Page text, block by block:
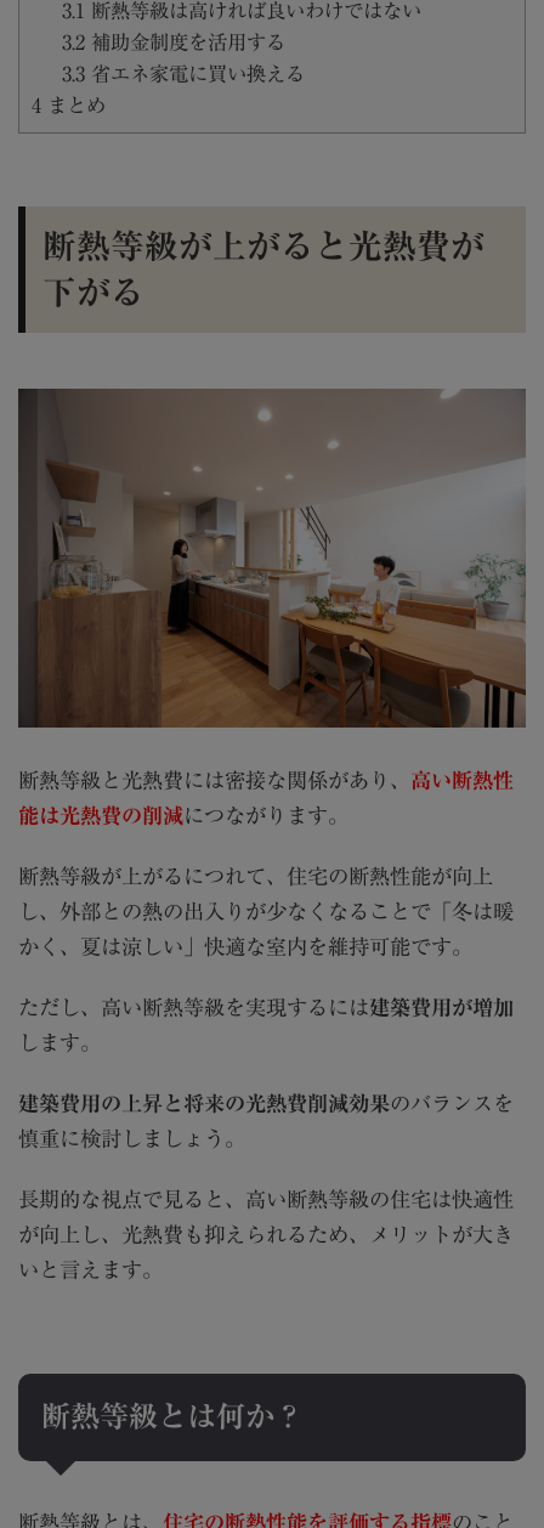
3.1
断熱等級は高ければ良いわけではない
3.2補助金制度を活用する
3.3省エネ家電に買い換える
4 まとめ
断熱等級が上がると光熱費が
下がる
断熱等級と光熱費には密接な関係があり、 高い断熱性
能は光熱費の削減につながります。
断熱等級が上がるにつれて、住宅の断熱性能が向上
し、外部との熱の出入りが少なくなることで「冬は暖
かく、夏は涼しい」快適な室内を維持可能です。
ただし、高い断熱等級を実現するには建築費用が増加
します。
建築費用の上昇と将来の光熱費削減効果のバランスを
慎重に検討しましょう。
長期的な視点で見ると、高い断熱等級の住宅は快適性
が向上し、光熱費も抑えられるため、メリットが大き
いと言えます。
断熱等級とは何か？
断熱等級とは、 住宅の断熱性能を評価する指標のこと